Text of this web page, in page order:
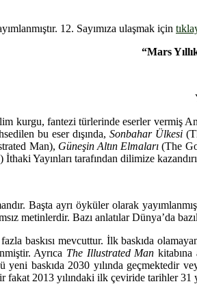
12. Sayımıza ulaşmak için
“Mars
fantezi türlerinde eserler vermiş
bu eser dışında, Sonbahar Ülkesi
Man), Güneşin Altın Elmaları (The
Yayınları tarafından dilimize
Başta ayrı öyküler olarak
metinlerdir. Bazı anlatılar Dünya’da
baskısı mevcuttur. İlk baskıda
Ayrıca The Illustrated Man
yeni baskıda 2030 yılında geçmektedir
fakat 2013 yılındaki ilk çeviride tarihler 31